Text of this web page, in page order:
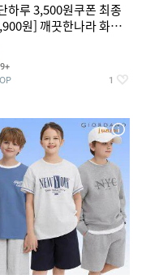
하루 3,500원쿠폰 최종
원] 깨끗한나라 화장
1